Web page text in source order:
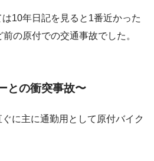
10年日記を見ると1番近かった
の原付での交通事故でした。
との衝突事故〜
に主に通勤用として原付バイク